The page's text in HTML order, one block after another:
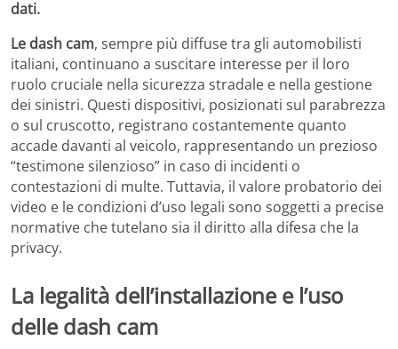
dati.
Le dash cam, sempre più diffuse tra gli automobilisti
italiani, continuano a suscitare interesse per il loro
ruolo cruciale nella sicurezza stradale e nella gestione
dei sinistri. Questi dispositivi, posizionati sul parabrezza
o sul cruscotto, registrano costantemente quanto
accade davanti al veicolo, rappresentando un prezioso
“testimone silenzioso” in caso di incidenti o
contestazioni di multe. Tuttavia, il valore probatorio dei
video e le condizioni d’uso legali sono soggetti a precise
normative che tutelano sia il diritto alla difesa che la
privacy.
La legalità dell’installazione e l’uso
delle dash cam